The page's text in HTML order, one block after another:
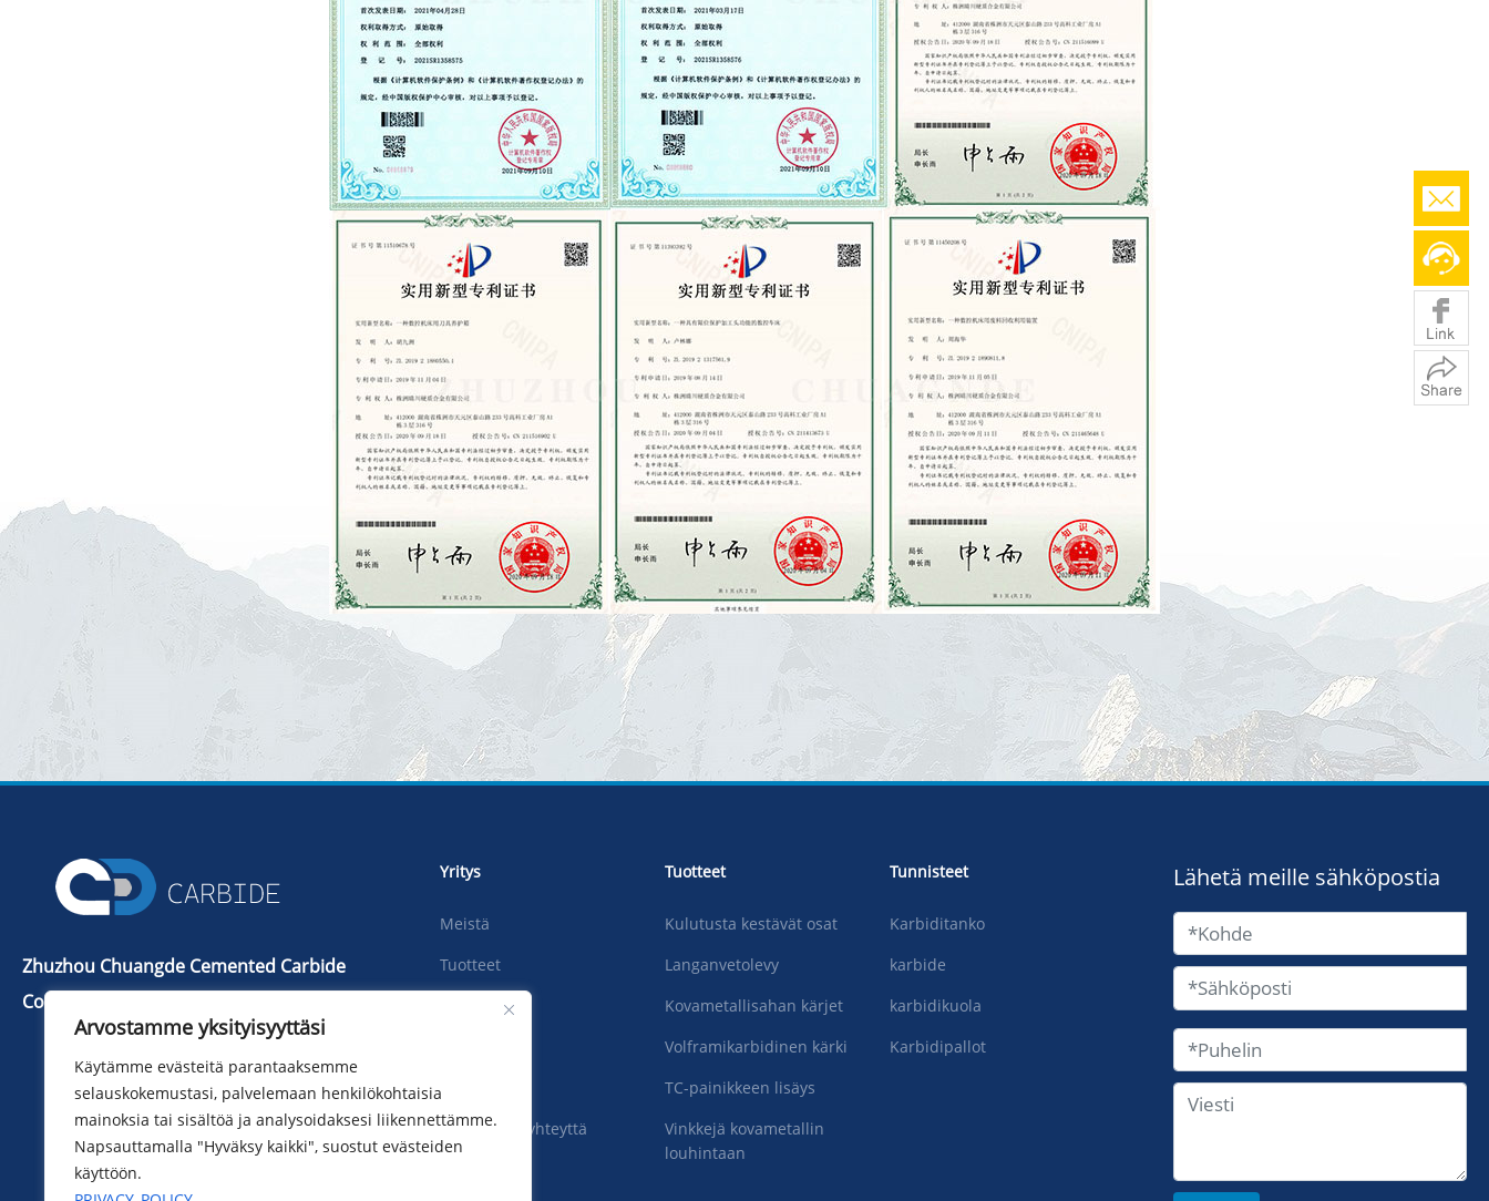
Zhuzhou Chuangde Cemented Carbide
Co., Ltd
Puh：+86 731 22506139
Puhelin：+86 13786352688
info@cdcarbide.com
Lisätä215, rakennus 1, International
Students Pioneer Park, Taishan Road,
Tianyuan District, Zhuzhou City
Yritys
Meistä
Tuotteet
Kuva
Ota meihin yhteyttä
Tuotteet
Kulutusta kestävät osat
Langanvetolevy
Kovametallisahan kärjet
Volframikarbidinen kärki
TC-painikkeen lisäys
Vinkkejä kovametallin
louhintaan
Tunnisteet
Karbiditanko
karbide
karbidikuola
Karbidipallot
Lähetä meille sähköpostia
Arvostamme yksityisyyttäsi
Käytämme evästeitä parantaaksemme
selauskokemustasi, palvelemaan henkilökohtaisia ​​
mainoksia tai sisältöä ja analysoidaksesi liikennettämme.
Napsauttamalla "Hyväksy kaikki", suostut evästeiden
käyttöön.